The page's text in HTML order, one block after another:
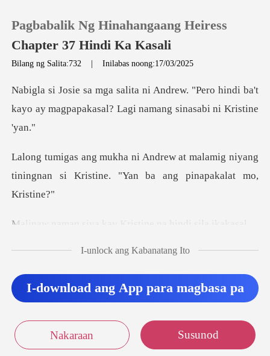
0
Kasaysayan ng Pagbasa
Mag-log out
Pagbabalik Ng Hinahangaang Heiress
Chapter 37 Hindi Ka Kasali
Bilang ng Salita:732 |Inilabas noong:17/03/2025
. "Pero hindi ba't
kayo ay magpapakasal?
malamig niyang
tiningnan si Kristine.
nilang mga lolo
I-unlock ang Kabanatang Ito
I-download ang App para magbasa pa
Nakaraan Susunod